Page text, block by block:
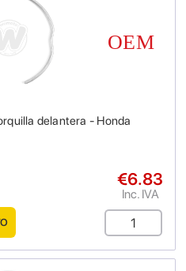
delantera - Honda
€6.83
Inc. IVA